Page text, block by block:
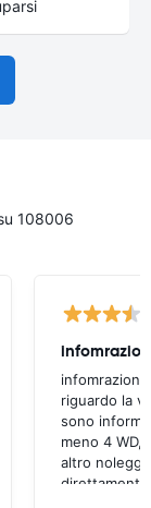
108006
infomrazioni
riguardo la
sono
meno 4 WD,
altro
direttamente